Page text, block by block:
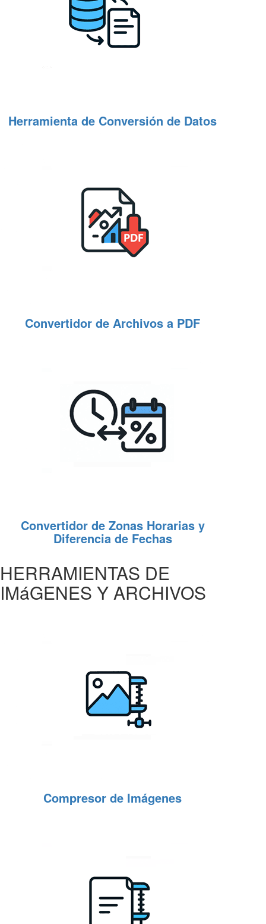
Herramienta de Conversión de Datos
Convertidor de Archivos a PDF
Convertidor de Zonas Horarias y
Diferencia de Fechas
HERRAMIENTAS DE
IMáGENES Y ARCHIVOS
Compresor de Imágenes